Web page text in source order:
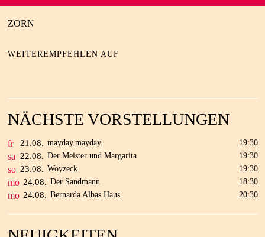
ZORN
WEITEREMPFEHLEN AUF
NÄCHSTE VORSTELLUNGEN
fr 21.08. mayday.mayday. 19:30
sa 22.08. Der Meister und Margarita 19:30
so 23.08. Woyzeck 19:30
mo 24.08. Der Sandmann 18:30
mo 24.08. Bernarda Albas Haus 20:30